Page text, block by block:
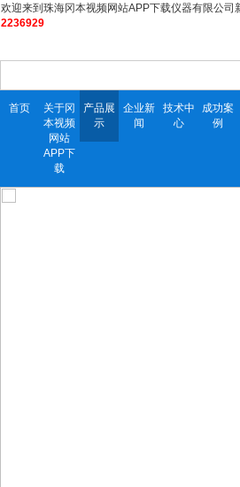
欢迎来到珠海冈本视频网站APP下载仪器有限公司新网
2236929
首页
关于冈
本视频
网站
APP下
载
产品展
示
企业新
闻
技术中
心
成功案
例